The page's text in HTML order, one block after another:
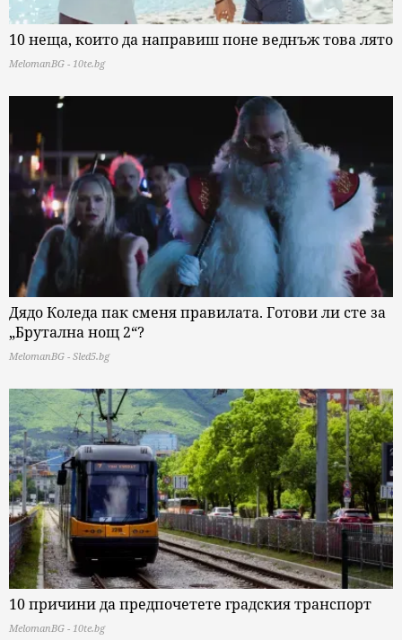
10 неща, които да направиш поне веднъж това лято
MelomanBG - 10te.bg
Дядо Коледа пак сменя правилата. Готови ли сте за
„Брутална нощ 2“?
MelomanBG - Sled5.bg
10 причини да предпочетете градския транспорт
MelomanBG - 10te.bg